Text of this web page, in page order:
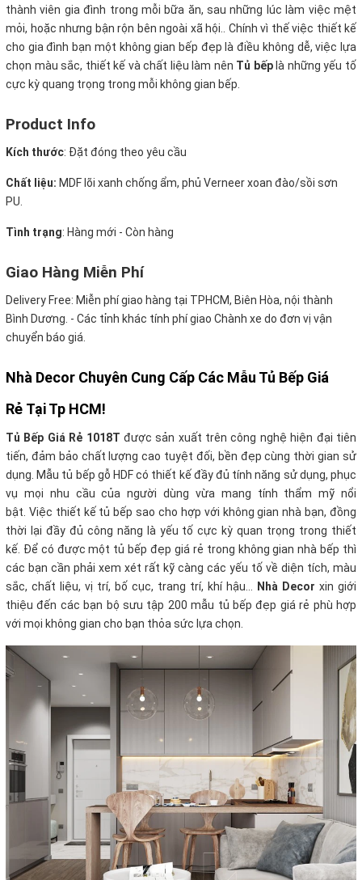
thành viên gia đình trong mỗi bữa ăn, sau những lúc làm việc mệt
mỏi, hoặc nhưng bận rộn bên ngoài xã hội.. Chính vì thế việc thiết kế
cho gia đình bạn một không gian bếp đẹp là điều không dễ, việc lựa
chọn màu sắc, thiết kế và chất liệu làm nên Tủ bếplà những yếu tố
cực kỳ quang trọng trong mỗi không gian bếp.
Product Info
Kích thước: Đặt đóng theo yêu cầu
Chất liệu: MDF lõi xanh chống ẩm, phủ Verneer xoan đào/sồi sơn
PU.
Tình trạng: Hàng mới - Còn hàng
Giao Hàng Miễn Phí
Delivery Free: Miễn phí giao hàng tại TPHCM, Biên Hòa, nội thành
Bình Dương. - Các tỉnh khác tính phí giao Chành xe do đơn vị vận
chuyển báo giá.
Nhà Decor Chuyên Cung Cấp Các Mẫu Tủ Bếp Giá
Rẻ Tại Tp HCM!
Tủ Bếp Giá Rẻ 1018T được sản xuất trên công nghệ hiện đại tiên
tiến, đảm bảo chất lượng cao tuyệt đối, bền đẹp cùng thời gian sử
dụng. Mẫu tủ bếp gỗ HDF có thiết kế đầy đủ tính năng sử dụng, phục
vụ mọi nhu cầu của người dùng vừa mang tính thẩm mỹ nổi
bật. Việc thiết kế tủ bếp sao cho hợp với không gian nhà bạn, đồng
thời lại đầy đủ công năng là yếu tố cực kỳ quan trọng trong thiết
kế. Để có được một tủ bếp đẹp giá rẻ trong không gian nhà bếp thì
các bạn cần phải xem xét rất kỹ càng các yếu tố về diện tích, màu
sắc, chất liệu, vị trí, bố cục, trang trí, khí hậu… Nhà Decor xin giới
thiệu đến các bạn bộ sưu tập 200 mẫu tủ bếp đẹp giá rẻ phù hợp
với mọi không gian cho bạn thỏa sức lựa chọn.